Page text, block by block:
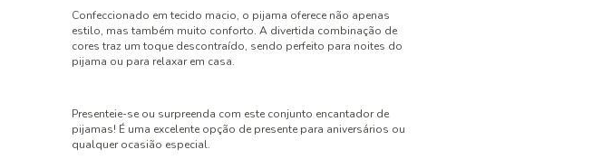
Confeccionado em tecido macio, o pijama oferece não apenas
estilo, mas também muito conforto. A divertida combinação de
cores traz um toque descontraído, sendo perfeito para noites do
pijama ou para relaxar em casa.
Presenteie-se ou surpreenda com este conjunto encantador de
pijamas! É uma excelente opção de presente para aniversários ou
qualquer ocasião especial.